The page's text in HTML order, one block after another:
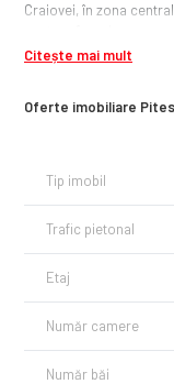
Oferte imobiliare
Craiovei, în zona
🔹 Suprafață utilă: 3
administrative, servicii,
✅ Dotări:
– Centrală termică
– Posibilitate de
stradă
Pentru detalii și
Dă vizibilitate afacerii
Citește mai mult
Tip imobil
Trafic pietonal
Etaj
Număr camere
Număr băi